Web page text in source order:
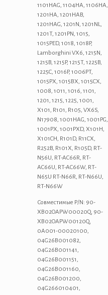
1101HAG, 1104HA, 1106HA,
1201HA, 1201HAB,
1201HAG, 1201N, 1201NL,
1201T, 1201PN, 1015,
1015PED, 1018, 1018P,
Lamborghini VX6, 1215N,
1215B, 1215P, 1215T, 1225B,
1225C, 1016P, 1006PT,
1015PX, 1015BX, 1015CX,
1008, 1011, 1016, 1101,
1201, 1215, 1225, 1001,
X101, R101, R105, VX6S,
N17908, 1001HAG, 1001PG,
1001PX, 1001PXD, X101H,
X101CH, R101D, R11CX,
R252B, R101X, R105D, RT-
N56U, RT-AC66R, RT-
AC66U, RT-AC66W, RT-
N65U RT-N66R, RT-N66U,
RT-N66W
Совместимые P/N: 90-
XB02OAPW00020Q, 90-
XB02OAPW00120Q,
0A001-00020100,
04G26B001082,
04G26B001141,
04G26B001151,
04G26B001160,
04G26B001200,
04G266010401,